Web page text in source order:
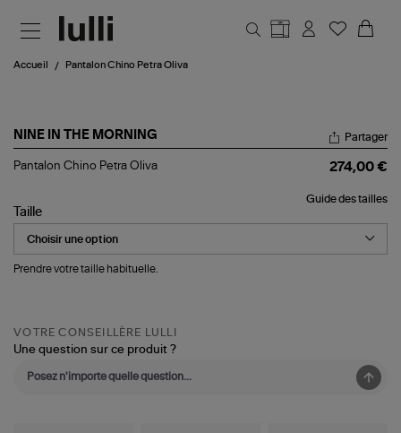
Accueil Pantalon Chino Petra Oliva
NINE IN THE MORNING
Pantalon
Oliva
Partager
Pantalon Chino Petra Oliva 274,00 €
Guide des tailles
Taille
Prendre votre taille habituelle.
VOTRE CONSEILLÈRE LULLI
Une question sur ce produit ?